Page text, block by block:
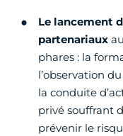
Le lancement
partenariaux
phares : la
l’observation
la conduite
privé souffrant
prévenir le